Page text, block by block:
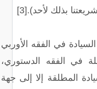
بذلك لأحد).[3]
في الفقه الأوربي
في الفقه الدستوري،
المطلقة إلا إلى جهة